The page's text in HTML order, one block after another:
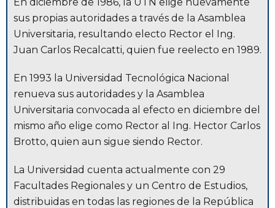
sus propias autoridades a través de la Asamblea
Universitaria, resultando electo Rector el Ing.
Juan Carlos Recalcatti, quien fue reelecto en 1989.
En 1993 la Universidad Tecnológica Nacional
renueva sus autoridades y la Asamblea
Universitaria convocada al efecto en diciembre del
mismo año elige como Rector al Ing. Hector Carlos
Brotto, quien aun sigue siendo Rector.
La Universidad cuenta actualmente con 29
Facultades Regionales y un Centro de Estudios,
distribuidas en todas las regiones de la República